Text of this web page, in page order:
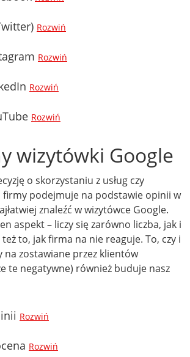
Rozwiń
Rozwiń
Rozwiń
Rozwiń
wizytówki Google
o skorzystaniu z usług czy
podejmuje na podstawie opinii w
znaleźć w wizytówce Google.
aspekt – liczy się zarówno liczba, jak i
to, jak firma na nie reaguje. To, czy i
na zostawiane przez klientów
te negatywne) również buduje nasz
Rozwiń
Rozwiń